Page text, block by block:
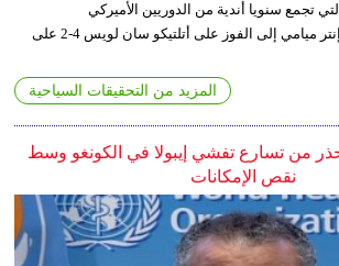
تجمع سنويا أندية من الدوريين الأميركي
والمكسيكي، بعدما قاد إنتر ميامي إلى الفوز على أتلتيكو سان لويس 4-2 على
المزيد من التحقيقات السياحية
من تسارع تفشي إيبولا في الكونغو وسط
نقص الإمكانات